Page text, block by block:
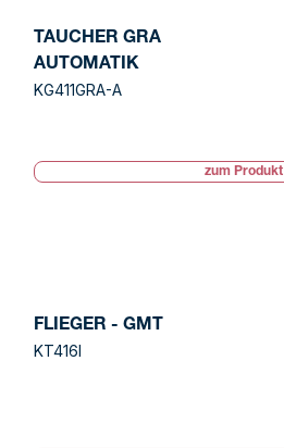
TAUCHER GRA
AUTOMATIK
KG411GRA-A
zum Produkt
FLIEGER - GMT
KT416I